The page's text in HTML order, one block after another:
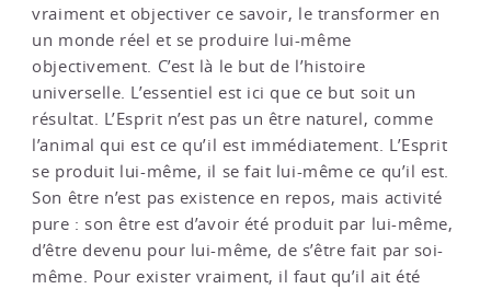
vraiment et objectiver ce savoir, le transformer en
un monde réel et se produire lui-même
objectivement. C’est là le but de l’histoire
universelle. L’essentiel est ici que ce but soit un
résultat. L’Esprit n’est pas un être naturel, comme
l’animal qui est ce qu’il est immédiatement. L’Esprit
se produit lui-même, il se fait lui-même ce qu’il est.
Son être n’est pas existence en repos, mais activité
pure : son être est d’avoir été produit par lui-même,
d’être devenu pour lui-même, de s’être fait par soi-
même. Pour exister vraiment, il faut qu’il ait été